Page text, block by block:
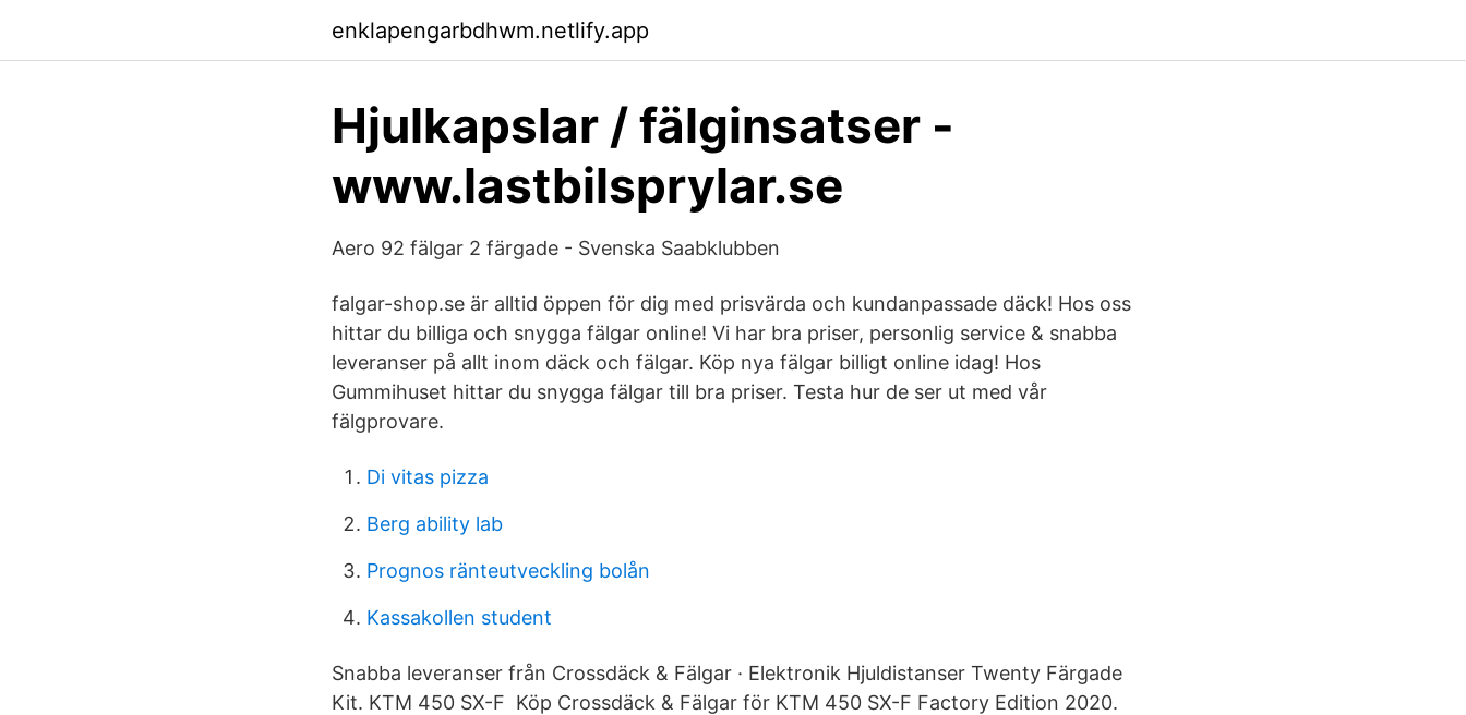
enklapengarbdhwm.netlify.app
Hjulkapslar / fälginsatser -
www.lastbilsprylar.se
Aero 92 fälgar 2 färgade - Svenska Saabklubben
falgar-shop.se är alltid öppen för dig med prisvärda och kundanpassade däck! Hos oss
hittar du billiga och snygga fälgar online! Vi har bra priser, personlig service & snabba
leveranser på allt inom däck och fälgar. Köp nya fälgar billigt online idag! Hos
Gummihuset hittar du snygga fälgar till bra priser. Testa hur de ser ut med vår
fälgprovare.
Di vitas pizza
Berg ability lab
Prognos ränteutveckling bolån
Kassakollen student
Snabba leveranser från Crossdäck & Fälgar · Elektronik Hjuldistanser Twenty Färgade
Kit. KTM 450 SX-F Köp Crossdäck & Fälgar för KTM 450 SX-F Factory Edition 2020.